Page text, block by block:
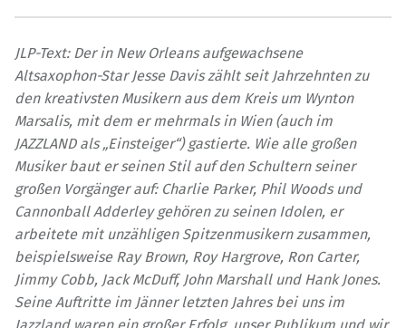
JLP-Text: Der in New Orleans aufgewachsene
Altsaxophon-Star Jesse Davis zählt seit Jahrzehnten zu
den kreativsten Musikern aus dem Kreis um Wynton
Marsalis, mit dem er mehrmals in Wien (auch im
JAZZLAND als „Einsteiger“) gastierte. Wie alle großen
Musiker baut er seinen Stil auf den Schultern seiner
großen Vorgänger auf: Charlie Parker, Phil Woods und
Cannonball Adderley gehören zu seinen Idolen, er
arbeitete mit unzähligen Spitzenmusikern zusammen,
beispielsweise Ray Brown, Roy Hargrove, Ron Carter,
Jimmy Cobb, Jack McDuff, John Marshall und Hank Jones.
Seine Auftritte im Jänner letzten Jahres bei uns im